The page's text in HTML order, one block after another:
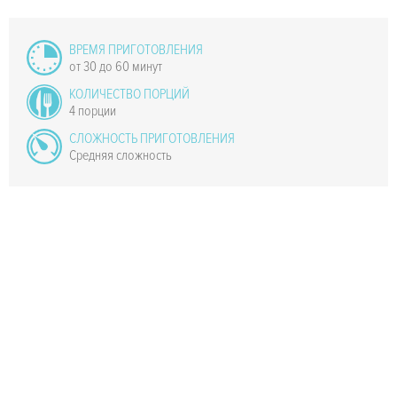
ВРЕМЯ ПРИГОТОВЛЕНИЯ
от 30 до 60 минут
КОЛИЧЕСТВО ПОРЦИЙ
4 порции
СЛОЖНОСТЬ ПРИГОТОВЛЕНИЯ
Средняя сложность